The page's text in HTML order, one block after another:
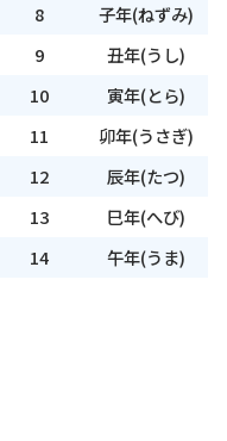
8 子年(ねずみ)
9 丑年(うし)
10 寅年(とら)
11 卯年(うさぎ)
12 辰年(たつ)
13 巳年(へび)
14 午年(うま)